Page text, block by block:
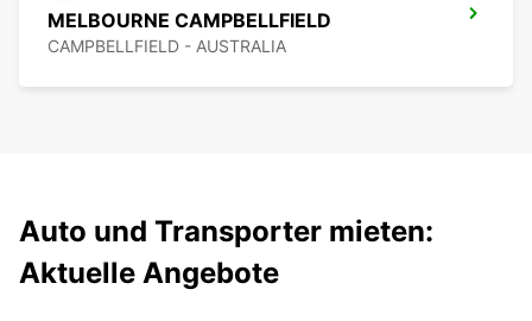
MELBOURNE CAMPBELLFIELD
CAMPBELLFIELD - AUSTRALIA
Auto und Transporter mieten:
Aktuelle Angebote